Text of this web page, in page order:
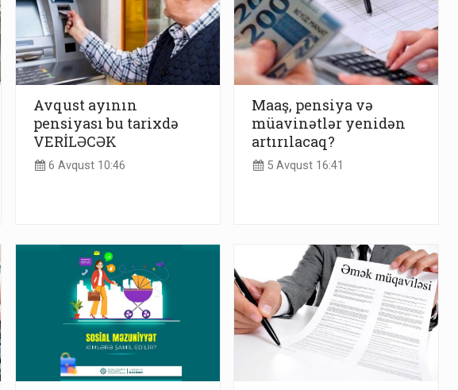
Avqust ayının
pensiyası bu tarixdə
VERİLƏCƏK
6 Avqust 10:46
Maaş, pensiya və
müavinətlər yenidən
artırılacaq?
5 Avqust 16:41